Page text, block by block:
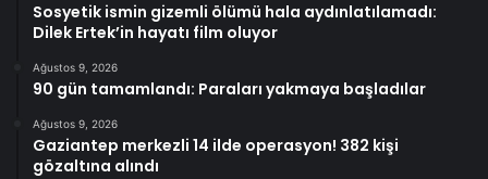
Sosyetik ismin gizemli ölümü hala aydınlatılamadı:
Dilek Ertek’in hayatı film oluyor
Ağustos 9, 2026
90 gün tamamlandı: Paraları yakmaya başladılar
Ağustos 9, 2026
Gaziantep merkezli 14 ilde operasyon! 382 kişi
gözaltına alındı